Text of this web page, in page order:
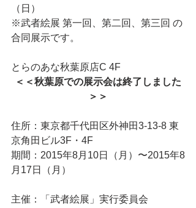
（日）
※武者絵展 第一回、第二回、第三回 の
合同展示です。
とらのあな秋葉原店C 4F
＜＜秋葉原での展示会は終了しました
＞＞
住所：東京都千代田区外神田3-13-8 東
京角田ビル3F・4F
期間：2015年8月10日（月）〜2015年8
月17日（月）
主催：「武者絵展」実行委員会